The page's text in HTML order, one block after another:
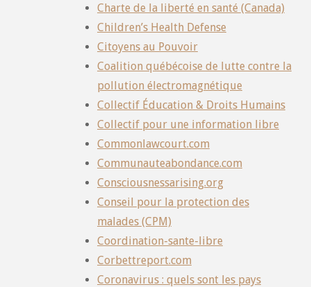
Charte de la liberté en santé (Canada)
Children’s Health Defense
Citoyens au Pouvoir
Coalition québécoise de lutte contre la
pollution électromagnétique
Collectif Éducation & Droits Humains
Collectif pour une information libre
Commonlawcourt.com
Communauteabondance.com
Consciousnessarising.org
Conseil pour la protection des
malades (CPM)
Coordination-sante-libre
Corbettreport.com
Coronavirus : quels sont les pays